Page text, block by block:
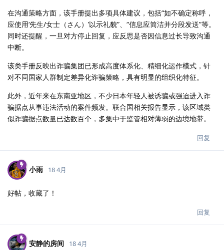
在沟通策略方面，该手册提出多项具体建议，包括“如不确定称呼，
应使用‘先生/女士（さん）’以示礼貌”、“信息应简洁并分段发送”等。
同时还提醒，一旦对方停止回复，应反思是否因信息过长导致沟通
中断。
该类手册反映出诈骗集团已形成高度体系化、精细化运作模式，针
对不同国家人群制定差异化诈骗策略，具有明显的组织化特征。
此外，近年来在东南亚地区，不少日本年轻人被诱骗或强迫进入诈
骗据点从事违法活动的案件频发。联合国相关报告显示，该区域类
似诈骗据点数量已达数百个，多集中于监管相对薄弱的边境地带。
回复
小雨 18 4月
好帖，收藏了！
回复
安静的房间 18 4月